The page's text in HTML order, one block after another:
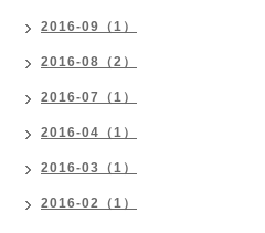
2016-09（1）
2016-08（2）
2016-07（1）
2016-04（1）
2016-03（1）
2016-02（1）